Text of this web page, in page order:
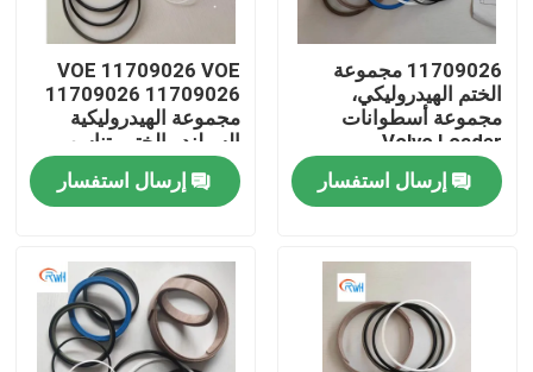
منزل
أشرطة فيديو
11709026 مجموعة
الختم الهيدروليكي،
مجموعة أسطوانات
Volvo Loader
إرسال استفسار
VOE 11709026 VOE
11709026 11709026
مجموعة الهيدروليكية
السيلندر الختم يتناسب
SUNCARVOLVO
إرسال استفسار